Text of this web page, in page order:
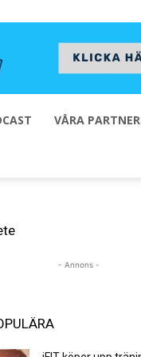
VÅRA
- Annons -